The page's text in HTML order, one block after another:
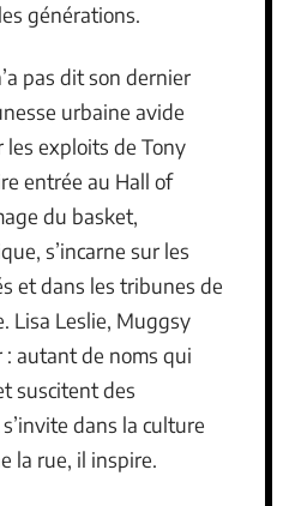
générations.
pas dit son dernier
urbaine avide
les exploits de Tony
entrée au Hall of
du basket,
s’incarne sur les
et dans les tribunes de
Lisa Leslie, Muggsy
: autant de noms qui
suscitent des
dans la culture
la rue, il inspire.